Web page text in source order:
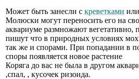
Может быть занесли с креветками
Молюски могут переносить его на
аквариуме размножают вегетативно,
пишут что в природных условиях
так же и спорами. При попадании в
споры появляется новое растение
Коряга до вас не была в другом
,спал, , кусочек ризоида.